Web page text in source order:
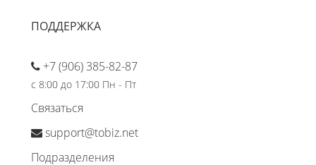
ПОДДЕРЖКА
+7 (906) 385-82-87
с 8:00 до 17:00 Пн - Пт
Связаться
support@tobiz.net
Подразделения